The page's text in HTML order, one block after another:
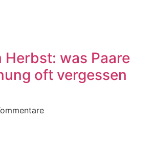
Herbst: was Paare
oft vergessen